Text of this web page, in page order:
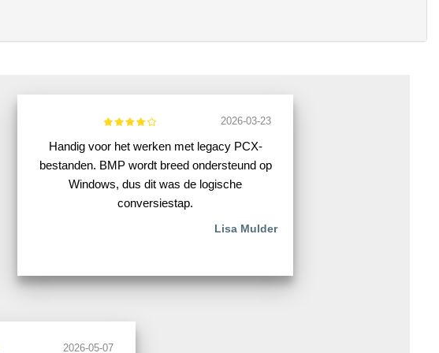
2026-03-23
Handig voor het werken met legacy PCX-
bestanden. BMP wordt breed ondersteund op
Windows, dus dit was de logische
conversiestap.
Lisa Mulder
2026-05-07